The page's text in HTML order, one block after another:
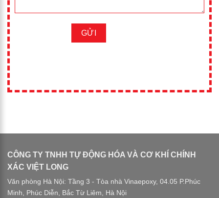
CÔNG TY TNHH TỰ ĐỘNG HÓA VÀ CƠ KHÍ CHÍNH
XÁC VIỆT LONG
Văn phòng Hà Nội: Tầng 3 - Tòa nhà Vinaepoxy, 04.05 P.Phúc
Minh, Phúc Diễn, Bắc Từ Liêm, Hà Nội